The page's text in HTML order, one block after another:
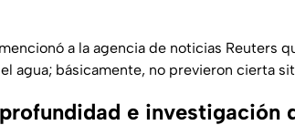
a la agencia de noticias Reuters
agua; básicamente, no previeron cierta
e investigación